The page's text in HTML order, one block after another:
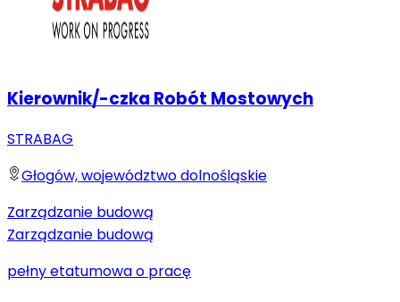
Kierownik/-czka Robót Mostowych
STRABAG
Głogów, województwo dolnośląskie
Zarządzanie budową
Zarządzanie budową
pełny etatumowa o pracę